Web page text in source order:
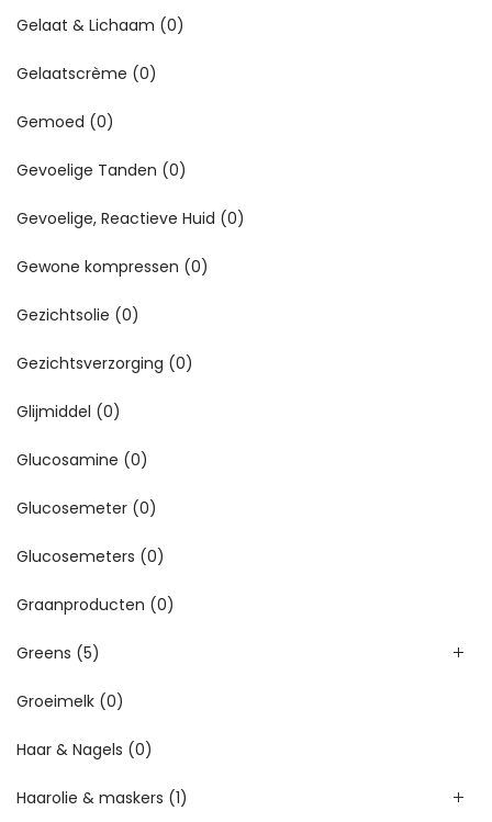
Gelaat & Lichaam (0)
Gelaatscrème (0)
Gemoed (0)
Gevoelige Tanden (0)
Gevoelige, Reactieve Huid (0)
Gewone kompressen (0)
Gezichtsolie (0)
Gezichtsverzorging (0)
Glijmiddel (0)
Glucosamine (0)
Glucosemeter (0)
Glucosemeters (0)
Graanproducten (0)
Greens (5)
Groeimelk (0)
Haar & Nagels (0)
Haarolie & maskers (1)